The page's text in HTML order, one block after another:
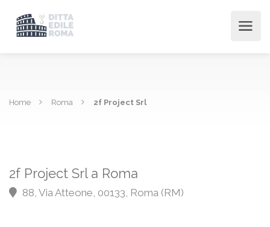
Home Roma 2f Project Srl
2f Project Srl a Roma
88, Via Atteone, 00133, Roma (RM)